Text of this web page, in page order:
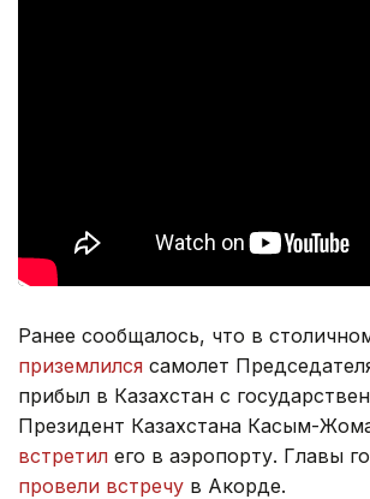
Ранее сообщалось, что в
приземлился самолет
прибыл в Казахстан с
Президент Казахстана Касым-
встретил его в аэропорту. Главы
провели встречу в Акорде.